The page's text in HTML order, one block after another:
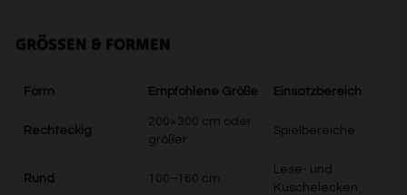
GRÖSSEN & FORMEN
Form Empfohlene Größe Einsatzbereich
Rechteckig
200×300 cm oder
größer
Spielbereiche
Rund 100–160 cm
Lese- und
Kuschelecken